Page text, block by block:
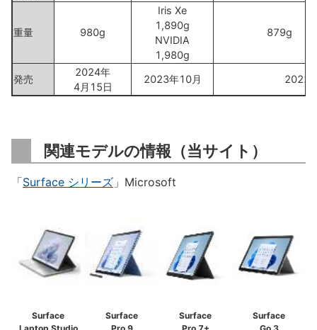
重量 980g
Iris Xe
1,890g
NVIDIA
1,980g
879g
発売
2024年
4月15日
2023年10月 2022
関連モデルの情報（当サイト）
「Surface シリーズ 」Microsoft
Surface
Surface
Surface
Surface